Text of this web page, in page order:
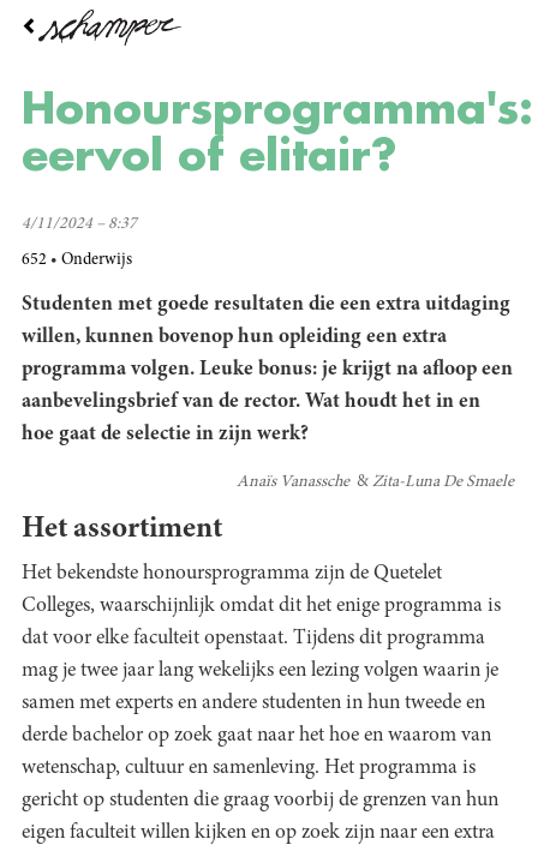
Overslaan
inhoud
Honoursprogramma's:
eervol of elitair?
4/11/2024 – 8:37
652 Onderwijs
Studenten met goede resultaten die een extra uitdaging
willen, kunnen bovenop hun opleiding een extra
programma volgen. Leuke bonus: je krijgt na afloop een
aanbevelingsbrief van de rector. Wat houdt het in en
hoe gaat de selectie in zijn werk?
Anaïs Vanassche Zita-Luna De Smaele
Het assortiment
Het bekendste honoursprogramma zijn de Quetelet
Colleges, waarschijnlijk omdat dit het enige programma is
dat voor elke faculteit openstaat. Tijdens dit programma
mag je twee jaar lang wekelijks een lezing volgen waarin je
samen met experts en andere studenten in hun tweede en
derde bachelor op zoek gaat naar het hoe en waarom van
wetenschap, cultuur en samenleving. Het programma is
gericht op studenten die graag voorbij de grenzen van hun
eigen faculteit willen kijken en op zoek zijn naar een extra